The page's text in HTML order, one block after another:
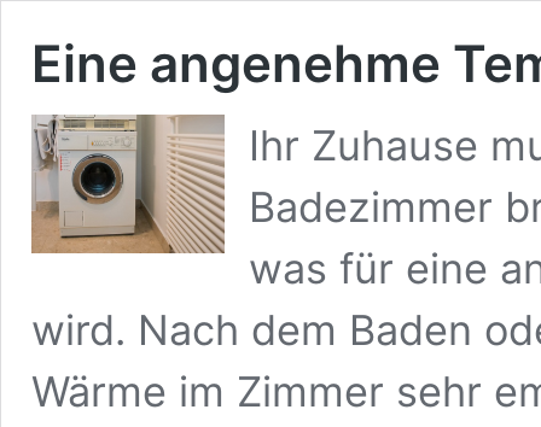
Eine angenehme
Ihr Zuhause
Badezimmer
was für eine
wird. Nach dem Baden
Wärme im Zimmer sehr